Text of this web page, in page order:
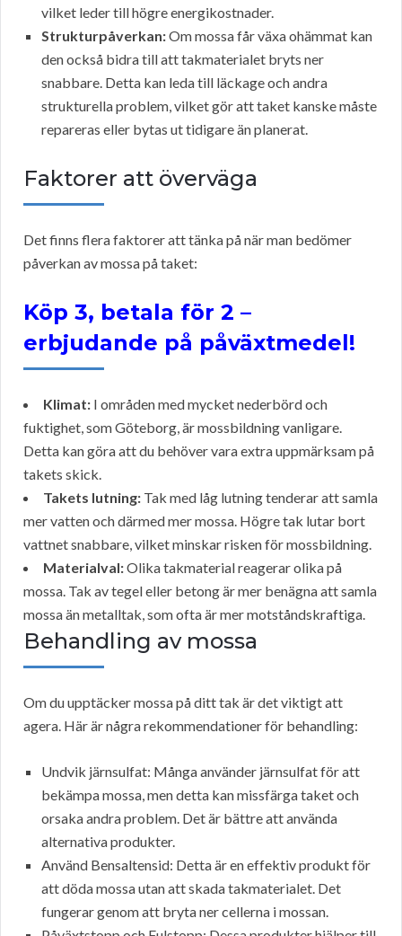
vilket leder till högre energikostnader.
Strukturpåverkan:Om mossa får växa ohämmat kan
den också bidra till att takmaterialet bryts ner
snabbare. Detta kan leda till läckage och andra
strukturella problem, vilket gör att taket kanske måste
repareras eller bytas ut tidigare än planerat.
Faktorer att överväga
Det finns flera faktorer att tänka på när man bedömer
påverkan av mossa på taket:
Köp 3, betala för 2 –
erbjudande på påväxtmedel!
Klimat: I områden med mycket nederbörd och
fuktighet, som Göteborg, är mossbildning vanligare.
Detta kan göra att du behöver vara extra uppmärksam på
takets skick.
Takets lutning: Tak med låg lutning tenderar att samla
mer vatten och därmed mer mossa. Högre tak lutar bort
vattnet snabbare, vilket minskar risken för mossbildning.
Materialval:Olika takmaterial reagerar olika på
mossa. Tak av tegel eller betong är mer benägna att samla
mossa än metalltak, som ofta är mer motståndskraftiga.
Behandling av mossa
Om du upptäcker mossa på ditt tak är det viktigt att
agera. Här är några rekommendationer för behandling:
Undvik järnsulfat: Många använder järnsulfat för att
bekämpa mossa, men detta kan missfärga taket och
orsaka andra problem. Det är bättre att använda
alternativa produkter.
Använd Bensaltensid: Detta är en effektiv produkt för
att döda mossa utan att skada takmaterialet. Det
fungerar genom att bryta ner cellerna i mossan.